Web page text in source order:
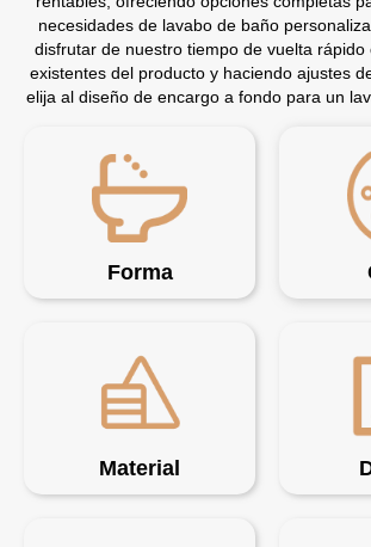
necesidades de lavabo de baño
disfrutar de nuestro tiempo de vuelta rápido
existentes del producto y haciendo ajustes
elija al diseño de encargo a fondo para un
Forma
Material